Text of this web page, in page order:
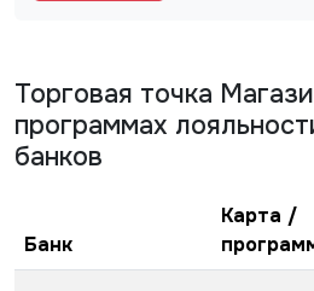
Торговая точка
программах
банков
Банк
Карта /